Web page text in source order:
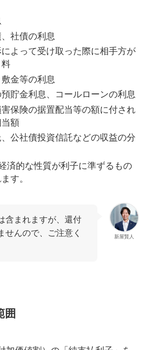
社債の利息
よって受け取った際に相手方が
金等の利息
貯金利息、コールローンの利息
保険の据置配当等の額に付され
額
公社債投資信託などの収益の分
済的な性質が利子に準ずるもの
す。
新屋賢人
含まれますが、還付
せんので、ご注意く
囲